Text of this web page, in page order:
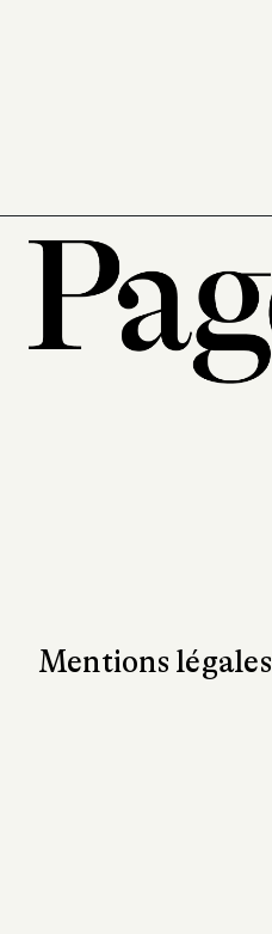
Mentions légales